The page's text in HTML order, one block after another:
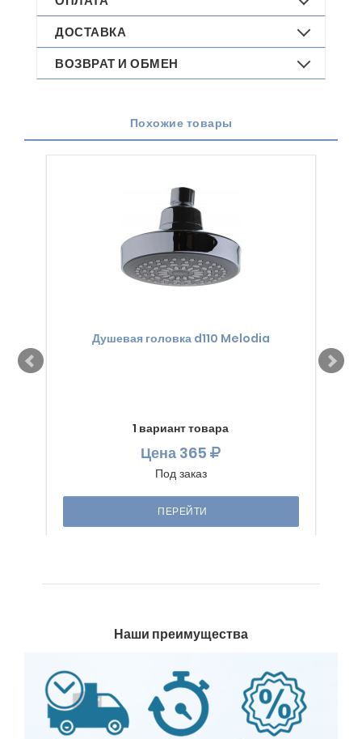
ДОСТАВКА
ВОЗВРАТ И ОБМЕН
Похожие товары
Душевая головка d110 Melodia
1 вариант товара
Цена 365
Под заказ
ПЕРЕЙТИ
Наши преимущества